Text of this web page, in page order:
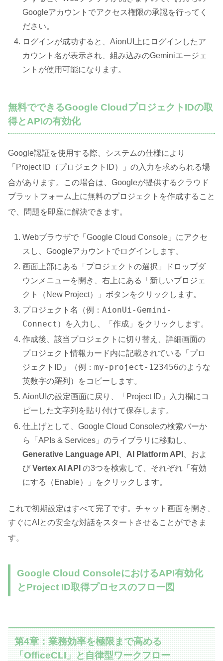
Googleアカウントでアクセス権限の承認を行ってく
ださい。
ログインが成功すると、AionUI上にログインしたア
カウント名が表示され、組み込みのGeminiエージェ
ントが使用可能になります。
無料でできるGoogle CloudプロジェクトIDの取
得とAPIの有効化
Google認証を使用する際、システムの仕様により
「Project ID（プロジェクトID）」の入力を求められる場
合があります。この場合は、Googleが提供するクラウド
プラットフォーム上に無料のプロジェクトを作成すること
で、問題を即座に解決できます。
Webブラウザで「Google Cloud Console」にアクセ
スし、Googleアカウントでログインします。
画面上部にある「プロジェクトの選択」ドロップダ
ウンメニューを開き、右上にある「新しいプロジェ
クト（New Project）」ボタンをクリックします。
プロジェクト名（例：AionUi-Gemini-
Connect ）を入力し、「作成」をクリックします。
作成後、該当プロジェクトに切り替え、詳細画面の
プロジェクト情報カード内に記載されている「プロ
ジェクトID」（例：my-project-123456のような
英数字の羅列）をコピーします。
AionUIの設定画面に戻り、「Project ID」入力欄にコ
ピーした文字列を貼り付けて保存します。
仕上げとして、Google Cloud Consoleの検索バーか
ら「APIs & Services」のライブラリに移動し、
Generative Language API
AI Platform API
、およ
びVertex AI API の3つを検索して、それぞれ「有効
にする（Enable）」をクリックします。
これで初期設定はすべて完了です。チャット画面を開き、
すぐにAIとの安全な対話をスタートさせることができま
す。
Google Cloud ConsoleにおけるAPI有効化
とProject ID取得プロセスのフロー図
第4章：業務効率を極限まで高める
「OfficeCLI」と自律型ワークフロー